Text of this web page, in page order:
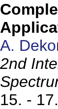
A.
2nd
15. -